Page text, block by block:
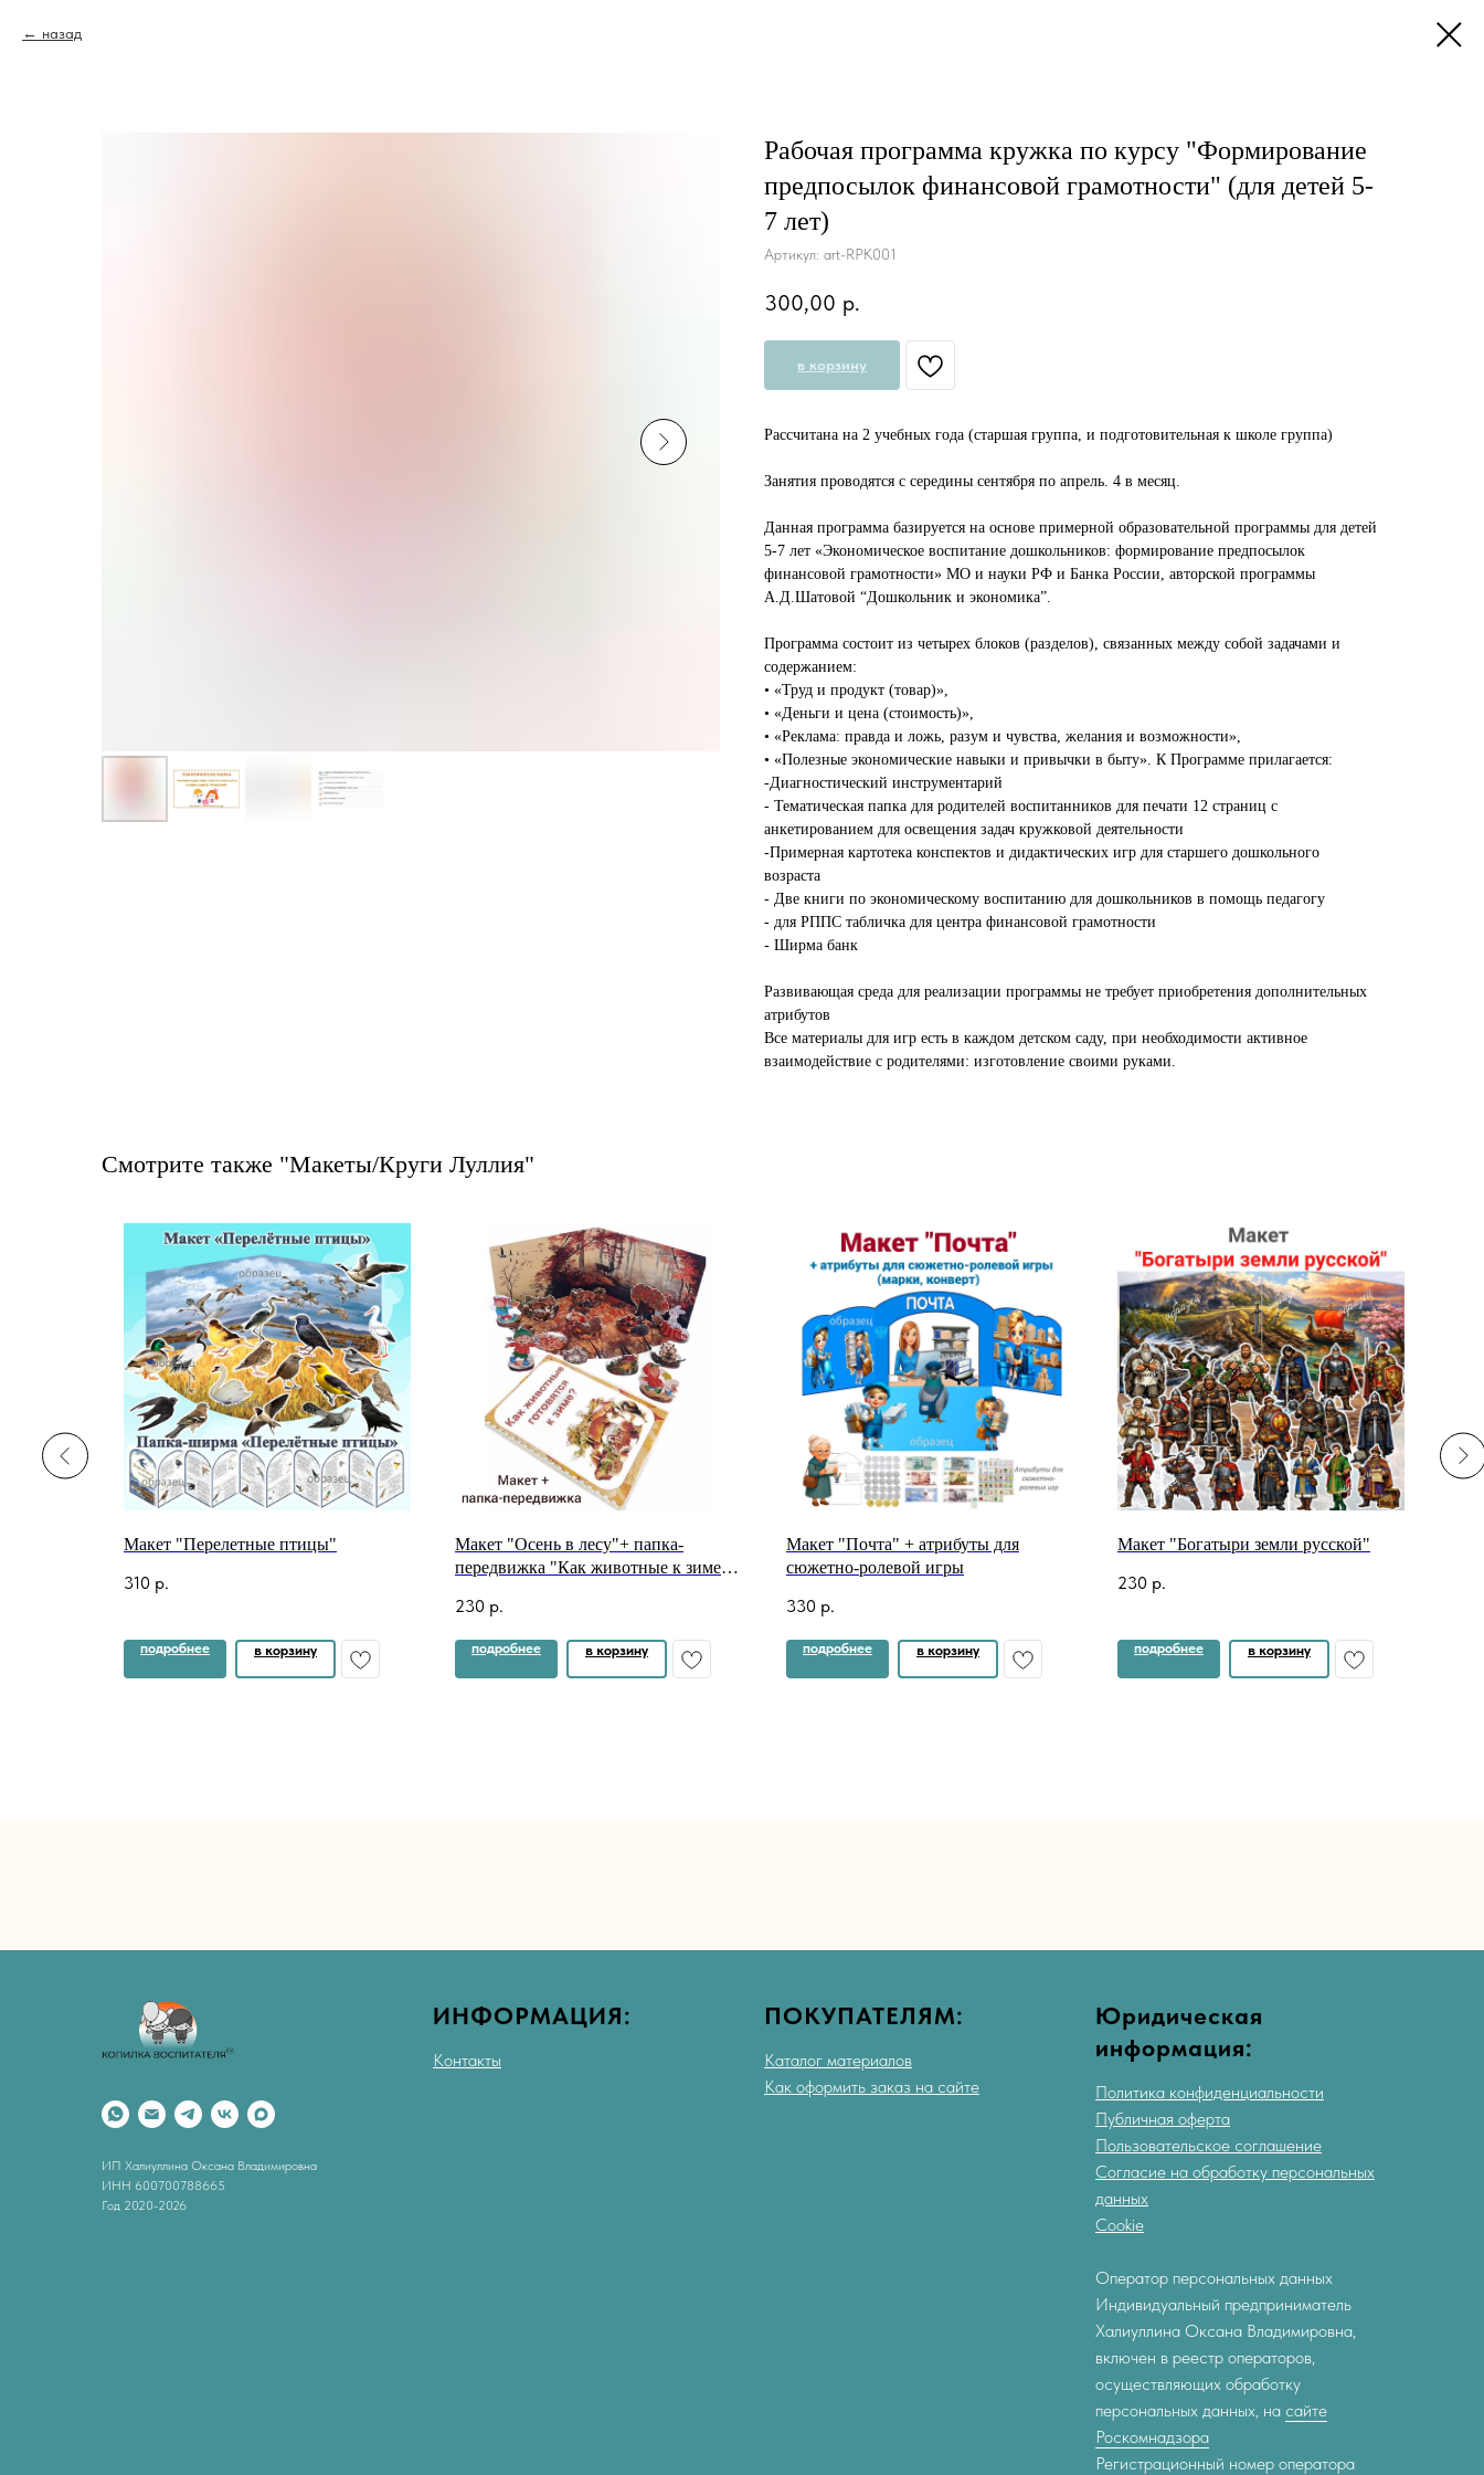
назад
Рабочая программа кружка по курсу "Формирование
предпосылок финансовой грамотности" (для детей 5-
7 лет)
Артикул: art-RPK001
300,00 р.
в корзину
Рассчитана на 2 учебных года (старшая группа, и подготовительная к школе группа)⠀
Занятия проводятся с середины сентября по апрель. 4 в месяц.⠀
Данная программа базируется на основе примерной образовательной программы для детей
5-7 лет «Экономическое воспитание дошкольников: формирование предпосылок
финансовой грамотности» МО и науки РФ и Банка России, авторской программы
А.Д.Шатовой “Дошкольник и экономика”.⠀
Программа состоит из четырех блоков (разделов), связанных между собой задачами и
содержанием: ⠀
• «Труд и продукт (товар)», ⠀
• «Деньги и цена (стоимость)»,
• «Реклама: правда и ложь, разум и чувства, желания и возможности», ⠀
• «Полезные экономические навыки и привычки в быту». К Программе прилагается:⠀
-Диагностический инструментарий ⠀
- Тематическая папка для родителей воспитанников для печати 12 страниц с
анкетированием для освещения задач кружковой деятельности⠀
-Примерная картотека конспектов и дидактических игр для старшего дошкольного
возраста⠀
- Две книги по экономическому воспитанию для дошкольников в помощь педагогу⠀
- для РППС табличка для центра финансовой грамотности⠀
- Ширма банк⠀
Развивающая среда для реализации программы не требует приобретения дополнительных
атрибутов⠀
Все материалы для игр есть в каждом детском саду, при необходимости активное
взаимодействие с родителями: изготовление своими руками.⠀
Смотрите также "Макеты/Круги Луллия"
Макет "Перелетные птицы"
310 р.
подробнее в корзину
Макет "Осень в лесу"+ папка-
передвижка "Как животные к зиме
230 р.
подробнее в корзину
Макет "Почта" + атрибуты для
сюжетно-ролевой игры
330 р.
подробнее в корзину
Макет "Богатыри земли русской"
230 р.
подробнее в корзину
ИП Халиуллина Оксана Владимировна
ИНН 600700788665
Год 2020-2026
ИНФОРМАЦИЯ:
Контакты
ПОКУПАТЕЛЯМ:
Каталог материалов
Как оформить заказ на сайте
Юридическая
информация:
Политика конфиденциальности
Публичная оферта
Пользовательское соглашение
Согласие на обработку персональных
данных
Cookie
Оператор персональных данных
Индивидуальный предприниматель
Халиуллина Оксана Владимировна,
включен в реестр операторов,
осуществляющих обработку
персональных данных, на сайте
Роскомнадзора
Регистрационный номер оператора